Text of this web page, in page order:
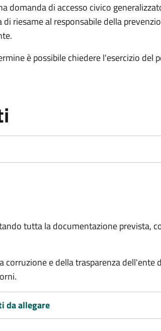
domanda di accesso civico
riesame al responsabile della
è possibile chiedere l'esercizio del
tutta la documentazione prevista,
corruzione e della trasparenza dell'ente
da allegare